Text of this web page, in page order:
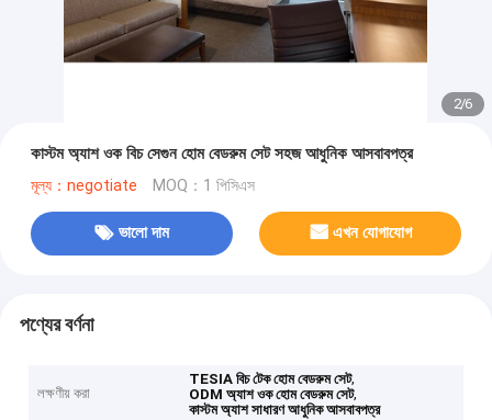
2/6
কাস্টম অ্যাশ ওক বিচ সেগুন হোম বেডরুম সেট সহজ আধুনিক আসবাবপত্র
মূল্য：negotiate MOQ：1 পিসিএস
ভালো দাম এখন যোগাযোগ
পণ্যের বর্ণনা
লক্ষণীয় করা
TESIA বিচ টেক হোম বেডরুম সেট,
ODM অ্যাশ ওক হোম বেডরুম সেট,
কাস্টম অ্যাশ সাধারণ আধুনিক আসবাবপত্র